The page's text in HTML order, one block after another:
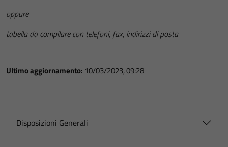
oppure
tabella da compilare con telefoni, fax, indirizzi di posta
Ultimo aggiornamento: 10/03/2023, 09:28
Disposizioni Generali